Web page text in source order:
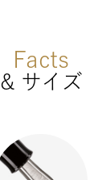
Facts
& サイズ